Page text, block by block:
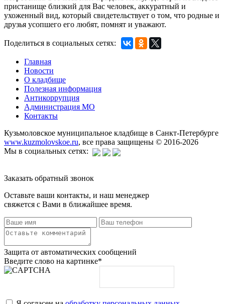
пристанище близкий для Вас человек, аккуратный и
ухоженный вид, который свидетельствует о том, что родные и
друзья усопшего его любят, помнят и уважают.
Поделиться в социальных сетях:
Главная
Новости
О кладбище
Полезная информация
Антикоррупция
Администрация МО
Контакты
Кузьмоловское муниципальное кладбище в Санкт-Петербурге
www.kuzmolovskoe.ru, все права защищены © 2016-2026
Мы в социальных сетях:
Заказать обратный звонок
Оставьте ваши контакты, и наш менеджер
свяжется с Вами в ближайшее время.
Защита от автоматических сообщений
Введите слово на картинке*